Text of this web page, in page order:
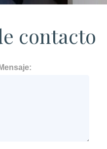
contacto
Mensaje: